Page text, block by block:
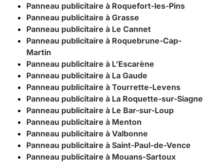
Panneau publicitaire à Roquefort-les-Pins
Panneau publicitaire à Grasse
Panneau publicitaire à Le Cannet
Panneau publicitaire à Roquebrune-Cap-
Martin
Panneau publicitaire à L’Escarène
Panneau publicitaire à La Gaude
Panneau publicitaire à Tourrette-Levens
Panneau publicitaire à La Roquette-sur-Siagne
Panneau publicitaire à Le Bar-sur-Loup
Panneau publicitaire à Menton
Panneau publicitaire à Valbonne
Panneau publicitaire à Saint-Paul-de-Vence
Panneau publicitaire à Mouans-Sartoux